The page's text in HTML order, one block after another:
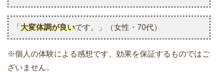
「 大変体調が良いです。」（女性・70代）
※個人の体験による感想です。効果を保証するものではご
ざいません。